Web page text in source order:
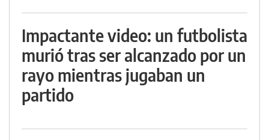
Impactante video: un futbolista
murió tras ser alcanzado por un
rayo mientras jugaban un
partido